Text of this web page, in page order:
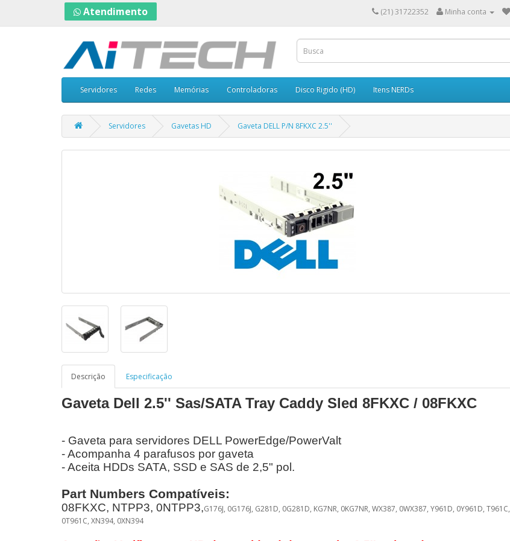
Atendimento (21) 31722352 Minha conta
Servidores Redes Memórias Controladoras Disco Rigido (HD) Itens NERDs
Servidores Gavetas HD Gaveta DELL P/N 8FKXC 2.5''
Descrição Especificação
Gaveta Dell 2.5'' Sas/SATA Tray Caddy Sled 8FKXC / 08FKXC
- Gaveta para servidores DELL PowerEdge/PowerValt
- Acompanha 4 parafusos por gaveta
- Aceita HDDs SATA, SSD e SAS de 2,5" pol.
Part Numbers Compatíveis:
08FKXC, NTPP3, 0NTPP3,G176J, 0G176J, G281D, 0G281D, KG7NR, 0KG7NR, WX387, 0WX387, Y961D, 0Y961D, T961C,
0T961C, XN394, 0XN394